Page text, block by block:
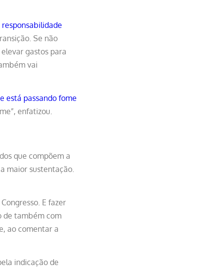
Se não
gastos para
vai
está passando fome
enfatizou.
que compõem a
maior sustentação.
E fazer
de também com
ao comentar a
indicação de